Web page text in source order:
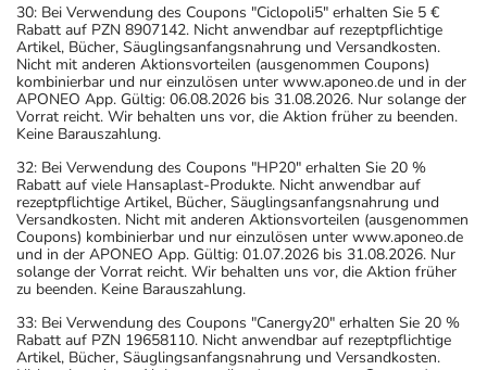
30: Bei Verwendung des Coupons "Ciclopoli5" erhalten Sie 5 €
Rabatt auf PZN 8907142. Nicht anwendbar auf rezeptpflichtige
Artikel, Bücher, Säuglingsanfangsnahrung und Versandkosten.
Nicht mit anderen Aktionsvorteilen (ausgenommen Coupons)
kombinierbar und nur einzulösen unter www.aponeo.de und in der
APONEO App. Gültig: 06.08.2026 bis 31.08.2026. Nur solange der
Vorrat reicht. Wir behalten uns vor, die Aktion früher zu beenden.
Keine Barauszahlung.
32: Bei Verwendung des Coupons "HP20" erhalten Sie 20 %
Rabatt auf viele Hansaplast-Produkte. Nicht anwendbar auf
rezeptpflichtige Artikel, Bücher, Säuglingsanfangsnahrung und
Versandkosten. Nicht mit anderen Aktionsvorteilen (ausgenommen
Coupons) kombinierbar und nur einzulösen unter www.aponeo.de
und in der APONEO App. Gültig: 01.07.2026 bis 31.08.2026. Nur
solange der Vorrat reicht. Wir behalten uns vor, die Aktion früher
zu beenden. Keine Barauszahlung.
33: Bei Verwendung des Coupons "Canergy20" erhalten Sie 20 %
Rabatt auf PZN 19658110. Nicht anwendbar auf rezeptpflichtige
Artikel, Bücher, Säuglingsanfangsnahrung und Versandkosten.